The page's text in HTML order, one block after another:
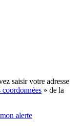
saisir votre adresse
coordonnées » de la
alerte